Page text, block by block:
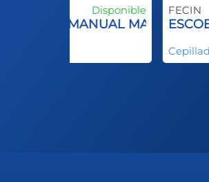
Disponible
MANUAL MANGO
FECIN